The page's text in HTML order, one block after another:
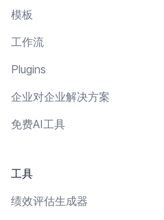
模板
工作流
Plugins
企业对企业解决方案
免费AI工具
工具
绩效评估生成器